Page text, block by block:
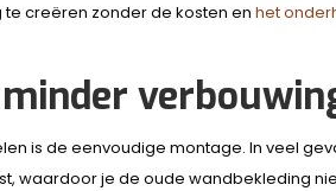
creëren zonder de kosten en het
is de eenvoudige montage. In veel
waardoor je de oude wandbekleding